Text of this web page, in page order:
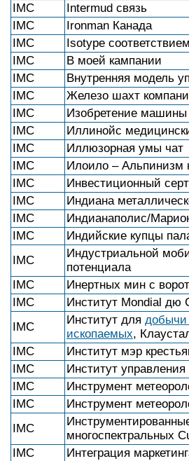
IMC
Intermud связь
IMC
Ironman Канада
IMC
Isotype
IMC
В моей кампании
IMC
Внутренняя модель
IMC
Железо шахт
IMC
Изобретение машины
IMC
Иллинойс
IMC
Иллюзорная умы чат
IMC
Илоило – Альпинизм
IMC
Инвестиционный
IMC
Индиана
IMC
Индианаполис/
IMC
Индийские купцы
IMC
Индустриальной
потенциала
IMC
Инертных мин с
IMC
Институт Mondial дю
IMC
Институт для добычи
ископаемых,
IMC
Институт мэр
IMC
Институт управления
IMC
Инструмент
IMC
Инструмент
IMC
многоспектральных
IMC
Интеграция